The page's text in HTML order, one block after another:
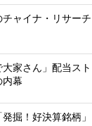
チャイナ・リサーチ
大家さん」配当スト
内幕
掘！好決算銘柄」